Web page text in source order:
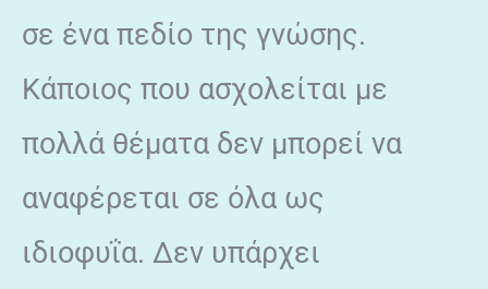
σε ένα πεδίο της γνώσης.
Κάποιος που ασχολείται με
πολλά θέματα δεν μπορεί να
αναφέρεται σε όλα ως
ιδιοφυΐα. Δεν υπάρχει